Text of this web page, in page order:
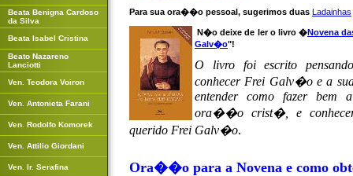
Beata Benigna Cardoso
da Silva
Beata Isabel Cristina
Beato Nazareno
Lanciotti
Ven. Teodora Voiron
Ven. Antonieta Farani
Ven. Rodolfo Komorek
Ven. Attilio Giordani
Ven. Ir. Serafina
Para sua ora��o pessoal, sugerimos duas Ladainhas
N�o deixe de ler o livro �Novena
Galv�o"!
O livro foi escrito
conhecer Frei Galv�o e a
entender como fazer bem
ora��o crist�, e
querido Frei Galv�o.
Ora��o para a Novena e como